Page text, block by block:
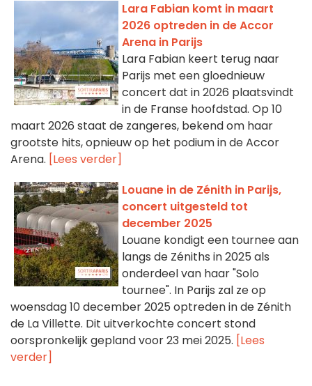
Lara Fabian komt in maart
2026 optreden in de Accor
Arena in Parijs
Lara Fabian keert terug naar
Parijs met een gloednieuw
concert dat in 2026 plaatsvindt
in de Franse hoofdstad. Op 10
maart 2026 staat de zangeres, bekend om haar
grootste hits, opnieuw op het podium in de Accor
Arena. [Lees verder]
Louane in de Zénith in Parijs,
concert uitgesteld tot
december 2025
Louane kondigt een tournee aan
langs de Zéniths in 2025 als
onderdeel van haar "Solo
tournee". In Parijs zal ze op
woensdag 10 december 2025 optreden in de Zénith
de La Villette. Dit uitverkochte concert stond
oorspronkelijk gepland voor 23 mei 2025. [Lees
verder]